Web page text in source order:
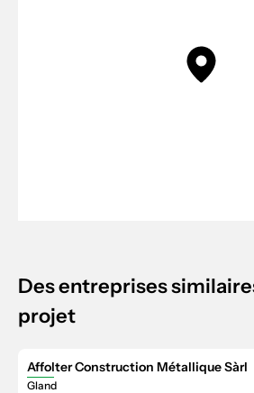
Des entreprises
projet
Affolter Construction Métallique Sàrl
Gland